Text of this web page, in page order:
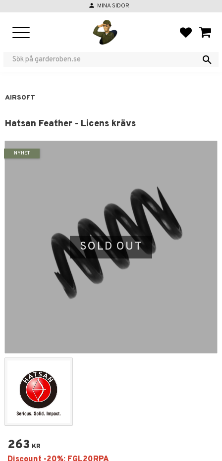
person MINA SIDOR
AIRSOFT
Hatsan Feather - Licens krävs
SOLD OUT
NYHET
263 KR